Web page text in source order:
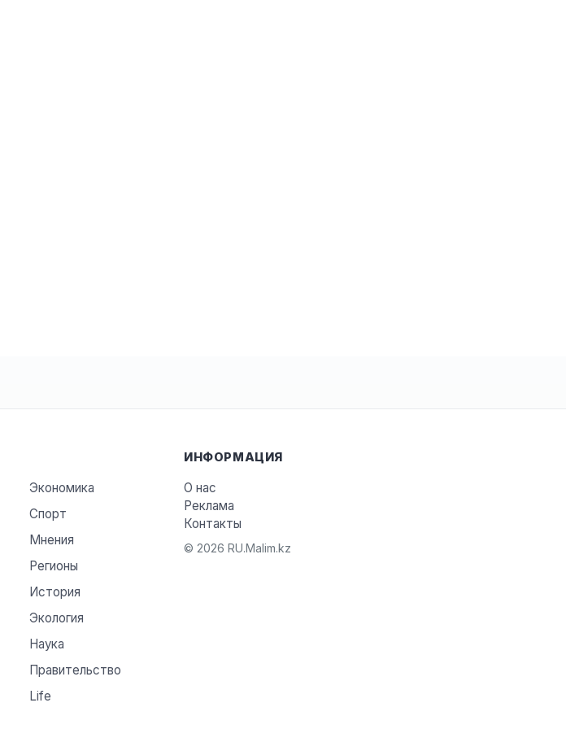
Экономика
Спорт
Мнения
Регионы
История
Экология
Наука
Правительство
Life
ИНФОРМАЦИЯ
О нас
Реклама
Контакты
© 2026 RU.Malim.kz